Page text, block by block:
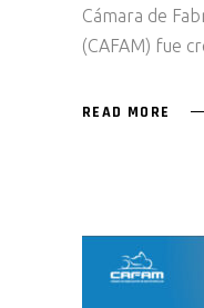
Cámara de
(CAFAM) fue
READ MORE